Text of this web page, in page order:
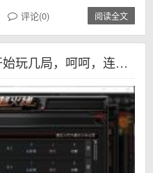
评论(0) 阅读全文
CF穿越火线10周年，又开始玩几局，呵呵，连胜排位